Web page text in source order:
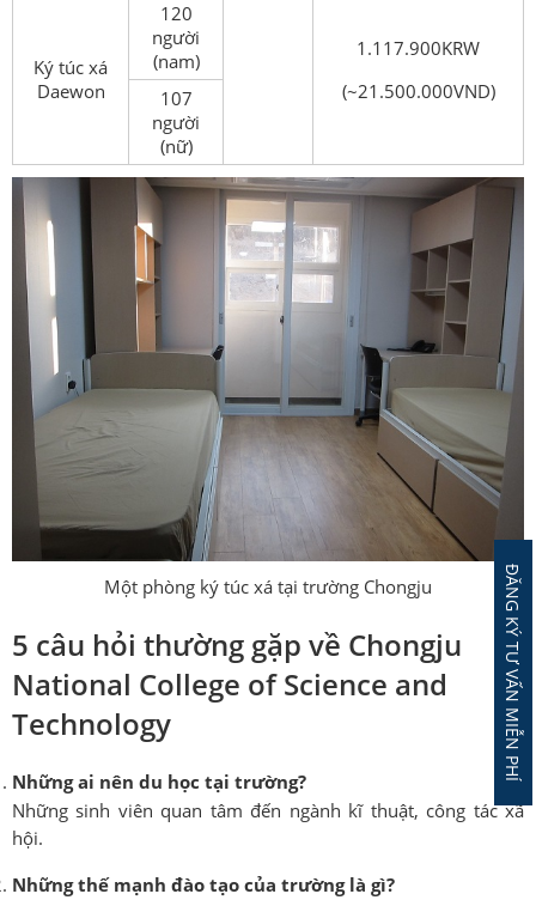
Ký túc xá
Daewon
120
người
(nam)
1.117.900KRW
(~21.500.000VND)
107
người
(nữ)
Một phòng ký túc xá tại trường Chongju
5 câu hỏi thường gặp về Chongju
National College of Science and
Technology
Những ai nên du học tại trường?
Những sinh viên quan tâm đến ngành kĩ thuật, công tác xã
hội.
Những thế mạnh đào tạo của trường là gì?
ĐĂNG KÝ TƯ VẤN MIỄN PHÍ